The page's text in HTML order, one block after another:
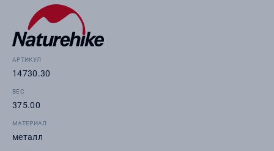
АРТИКУЛ
14730.30
ВЕС
375.00
МАТЕРИАЛ
металл